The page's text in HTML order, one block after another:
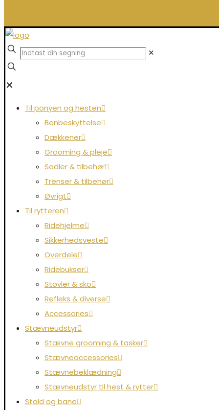
✕
✕
Til ponyen og hesten
Benbeskyttelse
Dækkener
Grooming & pleje
Sadler & tilbehør
Trenser & tilbehør
Øvrigt
Til rytteren
Ridehjelme
Sikkerhedsveste
Overdele
Ridebukser
Støvler & sko
Refleks & diverse
Accessories
Stævneudstyr
Stævne grooming & tasker
Stævneaccessories
Stævnebeklædning
Stævneudstyr til hest & rytter
Stald og bane